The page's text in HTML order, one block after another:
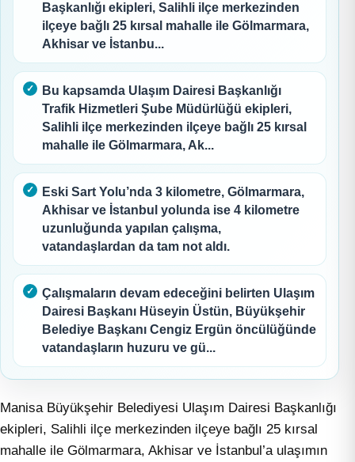
Başkanlığı ekipleri, Salihli ilçe merkezinden
ilçeye bağlı 25 kırsal mahalle ile Gölmarmara,
Akhisar ve İstanbu...
Bu kapsamda Ulaşım Dairesi Başkanlığı
Trafik Hizmetleri Şube Müdürlüğü ekipleri,
Salihli ilçe merkezinden ilçeye bağlı 25 kırsal
mahalle ile Gölmarmara, Ak...
Eski Sart Yolu’nda 3 kilometre, Gölmarmara,
Akhisar ve İstanbul yolunda ise 4 kilometre
uzunluğunda yapılan çalışma,
vatandaşlardan da tam not aldı.
Çalışmaların devam edeceğini belirten Ulaşım
Dairesi Başkanı Hüseyin Üstün, Büyükşehir
Belediye Başkanı Cengiz Ergün öncülüğünde
vatandaşların huzuru ve gü...
Manisa Büyükşehir Belediyesi Ulaşım Dairesi Başkanlığı
ekipleri, Salihli ilçe merkezinden ilçeye bağlı 25 kırsal
mahalle ile Gölmarmara, Akhisar ve İstanbul’a ulaşımın